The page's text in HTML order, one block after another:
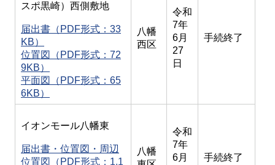
スポ黒崎）西側敷地
届出書（PDF形式：33
KB）
位置図（PDF形式：72
9KB）
平面図（PDF形式：65
6KB）
八幡
西区
令和
7年
6月
27
日
手続終了
イオンモール八幡東
届出書・位置図・周辺
位置図（PDF形式：1.1
八幡
令和
7年
6月
手続終了